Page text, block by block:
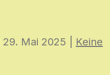
29. Mai 2025
Keine